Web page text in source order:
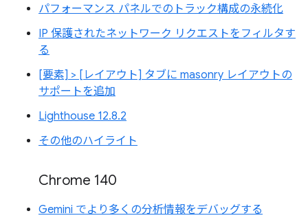
パフォーマンス パネルでのトラック構成の永続化
IP 保護されたネットワーク リクエストをフィルタす
る
[要素] > [レイアウト] タブに masonry レイアウトの
サポートを追加
Lighthouse 12.8.2
その他のハイライト
Chrome 140
Gemini でより多くの分析情報をデバッグする